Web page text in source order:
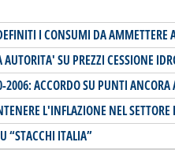
I CONSUMI DA AMMETTERE
SU PREZZI CESSIONE
2006: ACCORDO SU PUNTI ANCORA
L'INFLAZIONE NEL
“STACCHI ITALIA”